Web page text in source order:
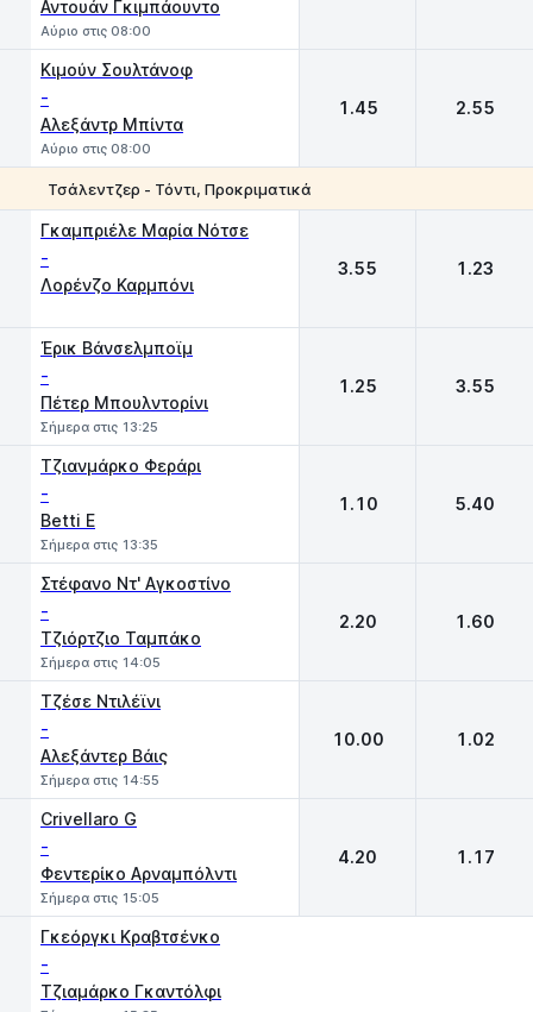
Αντουάν Γκιμπάουντο
Αύριο στις 08:00
Κιμούν Σουλτάνοφ
-
Αλεξάντρ Μπίντα
Αύριο στις 08:00
1.45 2.55
Τσάλεντζερ - Τόντι, Προκριματικά
Γκαμπριέλε Μαρία Νότσε
-
Λορένζο Καρμπόνι
3.55 1.23
Έρικ Βάνσελμποϊμ
-
Πέτερ Μπουλντορίνι
Σήμερα στις 13:25
1.25 3.55
Τζιανμάρκο Φεράρι
-
Betti E
Σήμερα στις 13:35
1.10 5.40
Στέφανο Ντ' Αγκοστίνο
-
Τζιόρτζιο Ταμπάκο
Σήμερα στις 14:05
2.20 1.60
Τζέσε Ντιλέϊνι
-
Αλεξάντερ Βάις
Σήμερα στις 14:55
10.00 1.02
Crivellaro G
-
Φεντερίκο Αρναμπόλντι
Σήμερα στις 15:05
4.20 1.17
Γκεόργκι Κραβτσένκο
-
Τζιαμάρκο Γκαντόλφι